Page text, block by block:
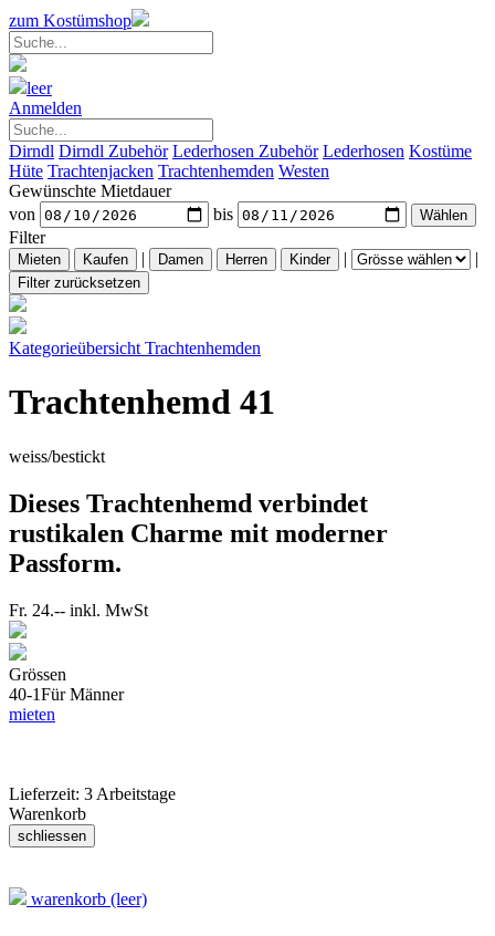
zum Kostümshop
leer
Anmelden
Dirndl Dirndl Zubehör Lederhosen Zubehör Lederhosen Kostüme
Hüte Trachtenjacken Trachtenhemden Westen
Gewünschte Mietdauer
von
bis
Filter
|
| |
Kategorieübersicht Trachtenhemden
Trachtenhemd 41
weiss/bestickt
Dieses Trachtenhemd verbindet
rustikalen Charme mit moderner
Passform.
Fr. 24.-- inkl. MwSt
Grössen
40-1Für Männer
mieten
Lieferzeit: 3 Arbeitstage
Warenkorb
warenkorb (leer)